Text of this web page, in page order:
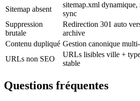
Sitemap absent
sitemap.xml dynamique,
sync
Suppression
brutale
Redirection 301 auto
archive
Contenu dupliqué Gestion canonique
URLs non SEO
URLs lisibles ville +
stable
Questions fréquentes